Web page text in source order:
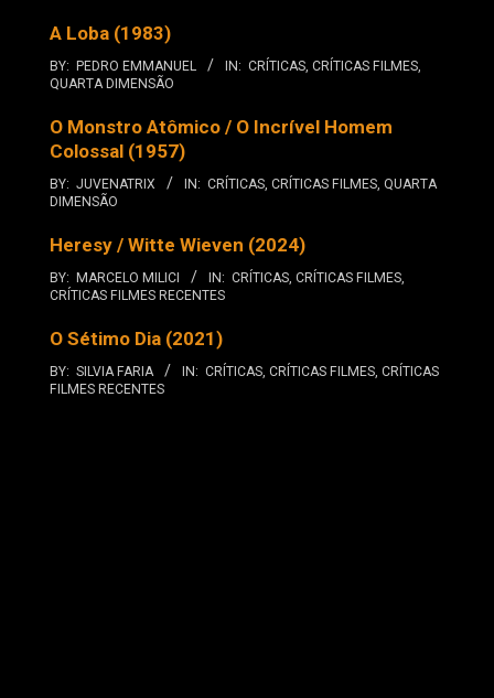
A Loba (1983)
BY: PEDRO EMMANUEL IN: CRÍTICAS, CRÍTICAS FILMES,
QUARTA DIMENSÃO
O Monstro Atômico / O Incrível Homem
Colossal (1957)
BY: JUVENATRIX IN: CRÍTICAS, CRÍTICAS FILMES, QUARTA
DIMENSÃO
Heresy / Witte Wieven (2024)
BY: MARCELO MILICI IN: CRÍTICAS, CRÍTICAS FILMES,
CRÍTICAS FILMES RECENTES
O Sétimo Dia (2021)
BY: SILVIA FARIA IN: CRÍTICAS, CRÍTICAS FILMES, CRÍTICAS
FILMES RECENTES